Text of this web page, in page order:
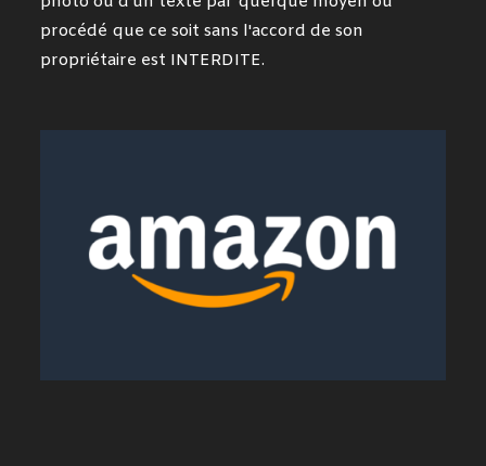
procédé que ce soit sans l'accord de son
propriétaire est INTERDITE.